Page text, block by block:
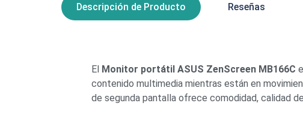
Descripción de Producto Reseñas
El Monitor portátil ASUS ZenScreen MB166C
contenido multimedia mientras están en
de segunda pantalla ofrece comodidad, calidad